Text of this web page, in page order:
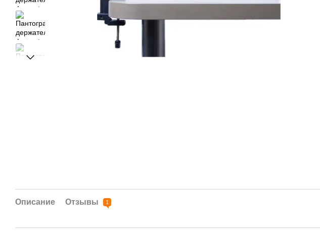
Описание Отзывы 1